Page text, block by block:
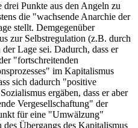
Punkte aus den Angeln zu
die "wachsende Anarchie der
stellt. Demgegenüber
zur Selbstregulation (z.B. durch
Lage sei. Dadurch, dass er
"fortschreitenden
im Kapitalismus
sich dadurch "positive
ergäben, dass er aber
Vergesellschaftung" der
für eine "Umwälzung"
Übergangs des Kapitalismus